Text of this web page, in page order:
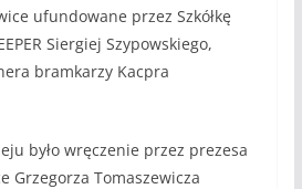
ufundowane przez Szkółkę
Siergiej Szypowskiego,
bramkarzy Kacpra
było wręczenie przez prezesa
Grzegorza Tomaszewicza